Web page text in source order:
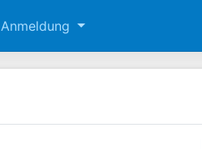
Anmeldung